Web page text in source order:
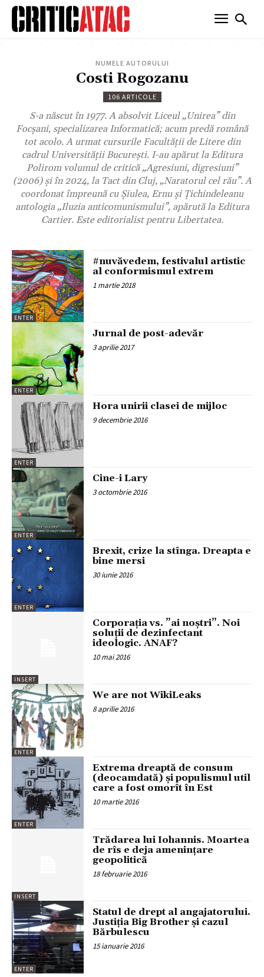
NUMELE AUTORULUI
Costi Rogozanu
106 ARTICOLE
S-a născut în 1977. A absolvit Liceul „Unirea” din
Focșani, specializarea Informatică; acum predă română
tot acolo. A urmat cursurile Facultății de Litere din
cadrul Universității București. I-au apărut la Editura
Polirom volumul de critică „Agresiuni, digresiuni”
(2006) şi în 2024, la Tact din Cluj, „Naratorul cel rău”. A
coordonat împreună cu Şiulea, Ernu şi Ţichindeleanu
antologia „Iluzia anticomunismului”, apărută la Editura
Cartier. Este editorialist pentru Libertatea.
ENTER
#nuvăvedem, festivalul artistic
al conformismul extrem
1 martie 2018
ENTER
Jurnal de post-adevăr
3 aprilie 2017
ENTER
Hora unirii clasei de mijloc
9 decembrie 2016
ENTER
Cine-i Lary
3 octombrie 2016
ENTER
Brexit, crize la stînga. Dreapta e
bine mersi
30 iunie 2016
INSERT
Corporația vs. ”ai noștri”. Noi
soluții de dezinfectant
ideologic. ANAF?
10 mai 2016
ENTER
We are not WikiLeaks
8 aprilie 2016
ENTER
Extrema dreaptă de consum
(deocamdată) și populismul util
care a fost omorît în Est
10 martie 2016
INSERT
Trădarea lui Iohannis. Moartea
de rîs e deja ameninţare
geopolitică
18 februarie 2016
ENTER
Statul de drept al angajatorului.
Justiţia Big Brother şi cazul
Bărbulescu
15 ianuarie 2016